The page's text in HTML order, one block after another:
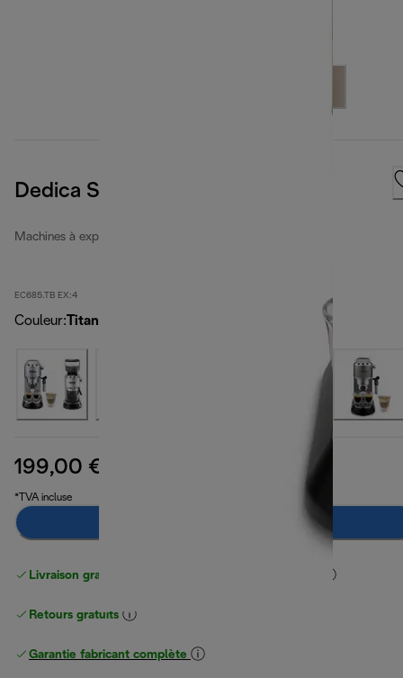
Dedica Style
Machines à expresso manuelles Dedica
EC685.TB EX:4
Couleur: Titanium noir
199,00 €
*TVA incluse
Livraison gratuite standard
Retours gratuits
Garantie fabricant complète